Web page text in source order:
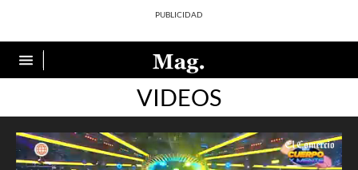
VIDEOS